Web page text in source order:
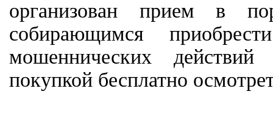
организован прием в
собирающимся
мошеннических действий
покупкой бесплатно